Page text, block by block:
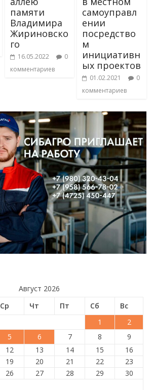
памяти
Владимира
Жириновско
го
16.05.2022
0
комментариев
самоуправл
ении
посредство
м
инициативн
ых проектов
01.02.2021
0
комментариев
Август 2026
Ср Чт Пт Сб
Вс
1
2
5 6 7 8
9
12 13 14 15
16
19 20 21 22
23
26 27 28 29
30